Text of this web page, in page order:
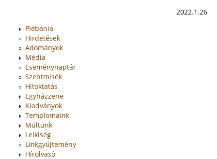
2022.1.26
Plébánia
Hirdetések
Adományok
Média
Eseménynaptár
Szentmisék
Hitoktatás
Egyházzene
Kiadványok
Templomaink
Múltunk
Lelkiség
Linkgyűjtemény
Hírolvasó